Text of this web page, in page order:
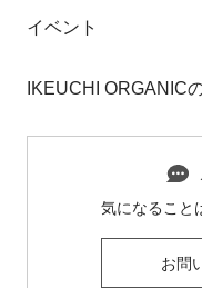
イベント
IKEUCHI ORGANIC
気になること
お問